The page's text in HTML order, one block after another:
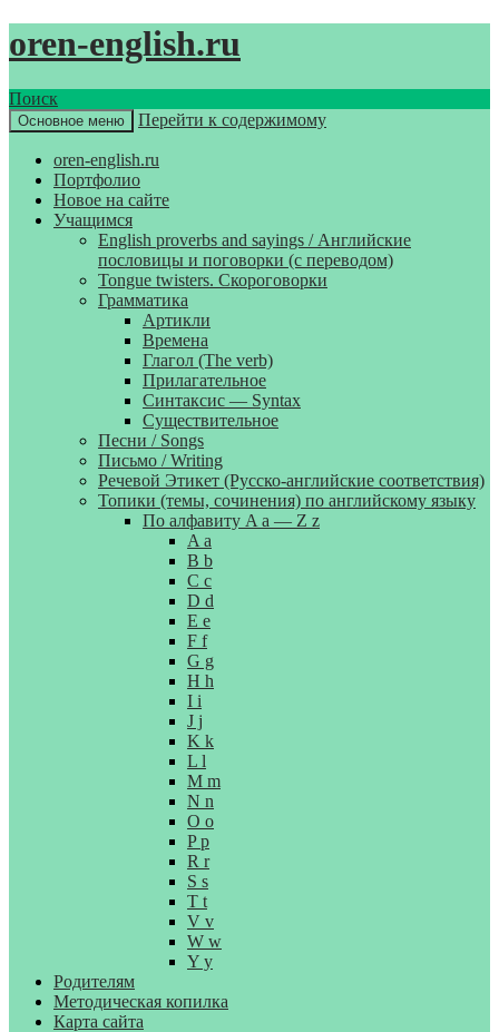
oren-english.ru
Поиск
Основное меню Перейти к содержимому
oren-english.ru
Портфолио
Новое на сайте
Учащимся
English proverbs and sayings / Английские
пословицы и поговорки (с переводом)
Tongue twisters. Скороговорки
Грамматика
Артикли
Времена
Глагол (The verb)
Прилагательное
Синтаксис — Syntax
Существительное
Песни / Songs
Письмо / Writing
Речевой Этикет (Русско-английские соответствия)
Топики (темы, сочинения) по английскому языку
По алфавиту A a — Z z
A a
B b
C c
D d
E e
F f
G g
H h
I i
J j
K k
L l
M m
N n
O o
P p
R r
S s
T t
V v
W w
Y y
Родителям
Методическая копилка
Карта сайта